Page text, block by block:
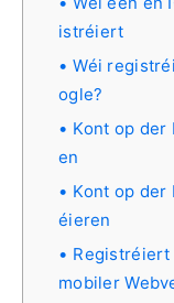
istréiert
Wéi
ogle?
Kont op der
en
Kont op der
éieren
Registréiert
mobiler